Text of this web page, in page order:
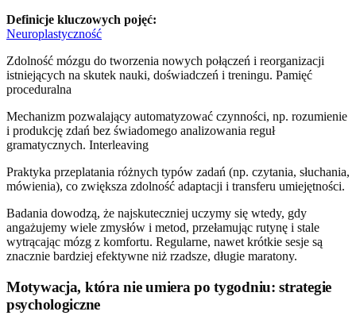
Definicje kluczowych pojęć:
Neuroplastyczność
Zdolność mózgu do tworzenia nowych połączeń i reorganizacji
istniejących na skutek nauki, doświadczeń i treningu. Pamięć
proceduralna
Mechanizm pozwalający automatyzować czynności, np. rozumienie
i produkcję zdań bez świadomego analizowania reguł
gramatycznych. Interleaving
Praktyka przeplatania różnych typów zadań (np. czytania, słuchania,
mówienia), co zwiększa zdolność adaptacji i transferu umiejętności.
Badania dowodzą, że najskuteczniej uczymy się wtedy, gdy
angażujemy wiele zmysłów i metod, przełamując rutynę i stale
wytrącając mózg z komfortu. Regularne, nawet krótkie sesje są
znacznie bardziej efektywne niż rzadsze, długie maratony.
Motywacja, która nie umiera po tygodniu: strategie
psychologiczne